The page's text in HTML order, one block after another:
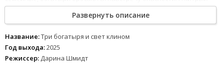
купец Колыван как будто этого и ждал: набрав себе в помощники
злодеев из подручных Бабы Яги, напал на княжество и м...
Сериал все сезоны
Фильмы мелодрамы
Отличная картина
Это кино понравилось брату
Развернуть описание
Название:Три богатыря и свет клином
Год выхода:2025
Режиссер: Дарина Шмидт